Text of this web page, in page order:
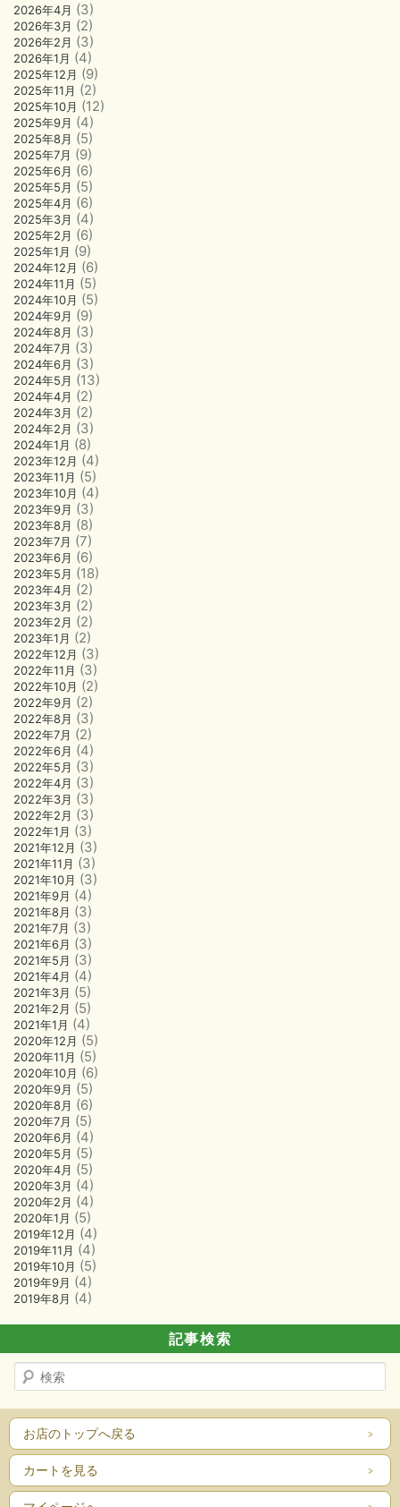
2026年4月 (3)
2026年3月 (2)
2026年2月 (3)
2026年1月 (4)
2025年12月 (9)
2025年11月 (2)
2025年10月 (12)
2025年9月 (4)
2025年8月 (5)
2025年7月 (9)
2025年6月 (6)
2025年5月 (5)
2025年4月 (6)
2025年3月 (4)
2025年2月 (6)
2025年1月 (9)
2024年12月 (6)
2024年11月 (5)
2024年10月 (5)
2024年9月 (9)
2024年8月 (3)
2024年7月 (3)
2024年6月 (3)
2024年5月 (13)
2024年4月 (2)
2024年3月 (2)
2024年2月 (3)
2024年1月 (8)
2023年12月 (4)
2023年11月 (5)
2023年10月 (4)
2023年9月 (3)
2023年8月 (8)
2023年7月 (7)
2023年6月 (6)
2023年5月 (18)
2023年4月 (2)
2023年3月 (2)
2023年2月 (2)
2023年1月 (2)
2022年12月 (3)
2022年11月 (3)
2022年10月 (2)
2022年9月 (2)
2022年8月 (3)
2022年7月 (2)
2022年6月 (4)
2022年5月 (3)
2022年4月 (3)
2022年3月 (3)
2022年2月 (3)
2022年1月 (3)
2021年12月 (3)
2021年11月 (3)
2021年10月 (3)
2021年9月 (4)
2021年8月 (3)
2021年7月 (3)
2021年6月 (3)
2021年5月 (3)
2021年4月 (4)
2021年3月 (5)
2021年2月 (5)
2021年1月 (4)
2020年12月 (5)
2020年11月 (5)
2020年10月 (6)
2020年9月 (5)
2020年8月 (6)
2020年7月 (5)
2020年6月 (4)
2020年5月 (5)
2020年4月 (5)
2020年3月 (4)
2020年2月 (4)
2020年1月 (5)
2019年12月 (4)
2019年11月 (4)
2019年10月 (5)
2019年9月 (4)
2019年8月 (4)
記事検索
索
お店のトップへ戻る
カートを見る